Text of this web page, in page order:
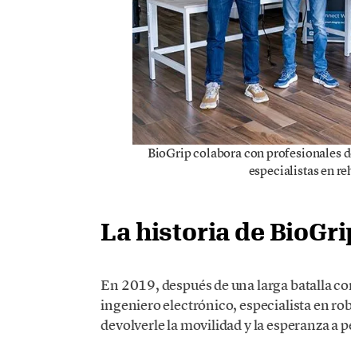
BioGrip colabora con profesionales
especialistas en
La historia de
En 2019, después de una larga batalla
ingeniero electrónico, especialista en
devolverle la movilidad y la esperanza a